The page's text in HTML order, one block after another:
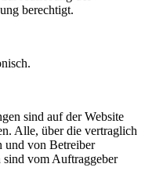
berechtigt.
sind auf der Website
Alle, über die vertraglich
und von Betreiber
vom Auftraggeber